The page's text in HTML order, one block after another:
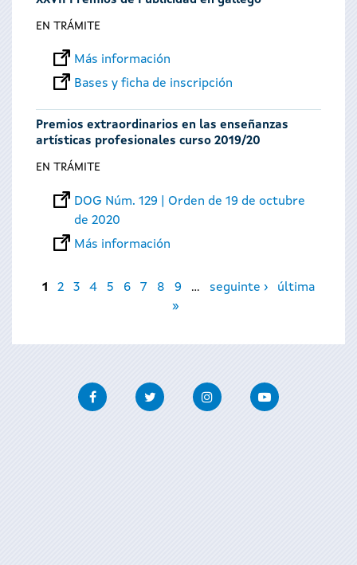
EN TRÁMITE
Más información
Bases y ficha de inscripción
Premios extraordinarios en las enseñanzas
artísticas profesionales curso 2019/20
EN TRÁMITE
DOG Núm. 129 | Orden de 19 de octubre
de 2020
Más información
Páginas
1 2 3 4 5 6 7 8 9 … seguinte ›
última
»
FacebookTwitter InstagramYoutube